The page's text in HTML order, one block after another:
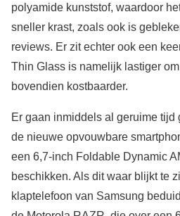
polyamide kunststof, waardoor
sneller krast, zoals ook is
reviews. Er zit echter ook een
Thin Glass is namelijk lastiger
bovendien kostbaarder.
Er gaan inmiddels al geruime tijd
de nieuwe opvouwbare
een 6,7-inch Foldable Dynamic
beschikken. Als dit waar blijkt te
klaptelefoon van Samsung